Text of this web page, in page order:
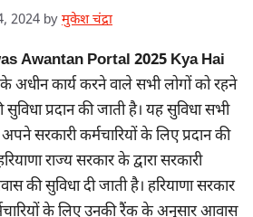
2024 by मुकेश चंद्रा
Awantan Portal 2025 Kya Hai
अधीन कार्य करने वाले सभी लोगों को रहने
प्रदान की जाती है। यह सुविधा सभी
अपने सरकारी कर्मचारियों के लिए प्रदान की
राज्य सरकार के द्वारा सरकारी
की सुविधा दी जाती है। हरियाणा सरकार
के लिए उनकी रैंक के अनुसार आवास